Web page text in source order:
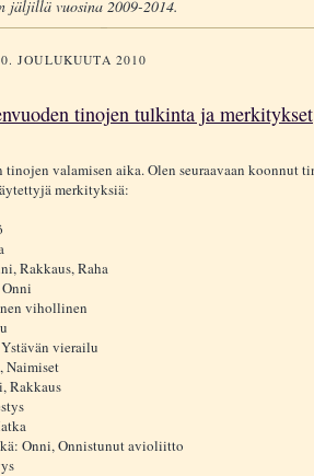
jäljillä vuosina 2009-2014.
JOULUKUUTA 2010
tinojen tulkinta ja merkitykset
tinojen valamisen aika. Olen seuraavaan koonnut
merkityksiä:
Rakkaus, Raha
vihollinen
vierailu
Naimiset
Rakkaus
Onni, Onnistunut avioliitto